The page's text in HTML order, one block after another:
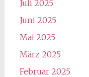
Juli 2025
Juni 2025
Mai 2025
März 2025
Februar 2025